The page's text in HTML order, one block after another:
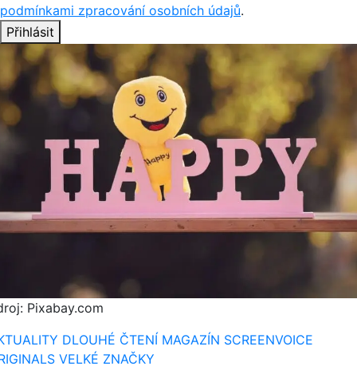
podmínkami zpracování osobních údajů.
Přihlásit
Pixabay.com
DLOUHÉ ČTENÍ MAGAZÍN SCREENVOICE
VELKÉ ZNAČKY